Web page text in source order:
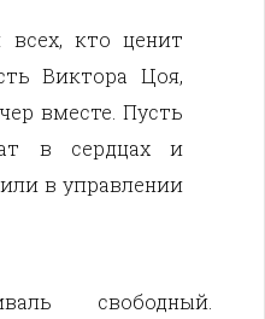
кто ценит
Виктора Цоя,
вместе. Пусть
в сердцах и
в управлении
свободный.